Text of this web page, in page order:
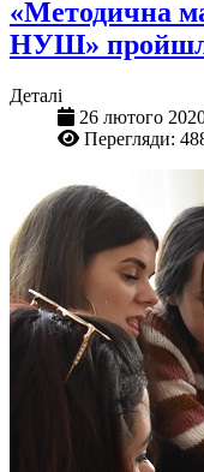
«Методична
НУШ»
Деталі
26 лютого
Перегляди: